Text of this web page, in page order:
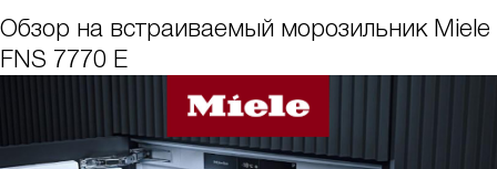
Обзор на встраиваемый морозильник Miele
FNS 7770 E